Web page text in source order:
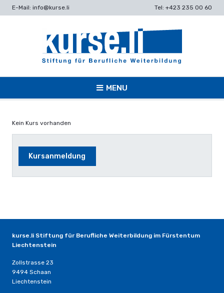
E-Mail: info@kurse.li Tel: +423 235 00 60
MENU
Kein Kurs vorhanden
Kursanmeldung
kurse.li Stiftung für Berufliche Weiterbildung im Fürstentum
Liechtenstein
Zollstrasse 23
9494 Schaan
Liechtenstein